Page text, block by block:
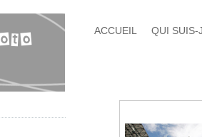
ACCUEIL QUI SUIS-